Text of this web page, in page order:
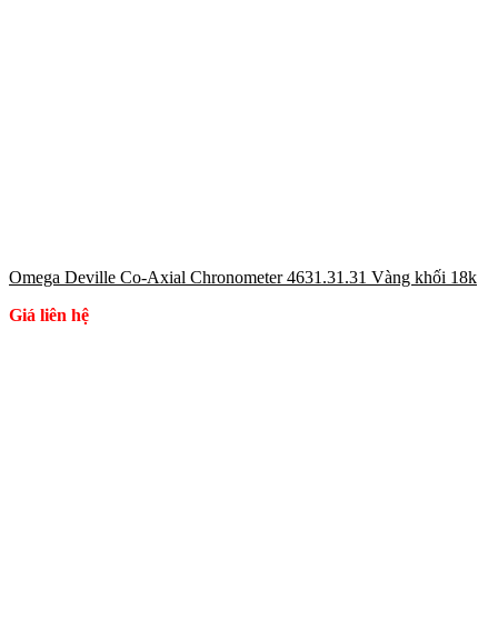
Omega Deville Co-Axial Chronometer 4631.31.31 Vàng khối 18k
Giá liên hệ